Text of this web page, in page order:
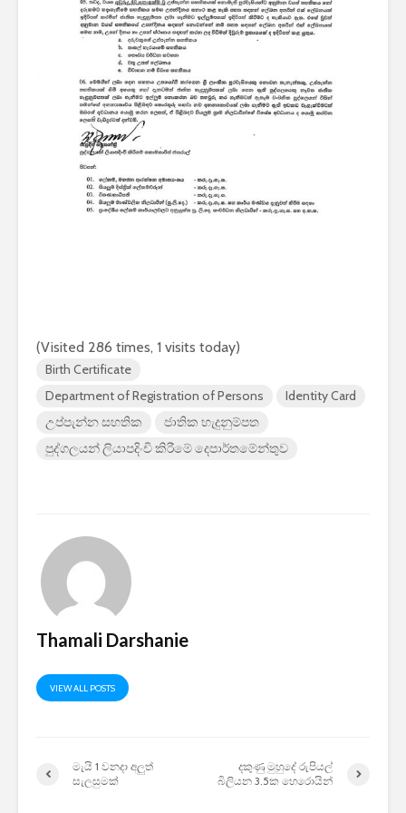
(Visited 286 times, 1 visits today)
Birth Certificate
Department of Registration of Persons
Identity Card
උප්පැන්න සහතික
ජාතික හැදුනුම්පත
පුද්ගලයන් ලියාපදිංචි කිරීමේ දෙපාර්තමේන්තුව
Thamali Darshanie
VIEW ALL POSTS
මැයි 1 වනදා අලුත්
සැලසුමක්
දකුණු මුහුදේ රුපියල්
බිලියන 3.5ක හෙරොයින්